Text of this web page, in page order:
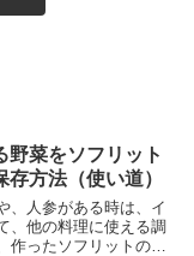
野菜をソフリット
方法（使い道）
、人参がある時は、イ
、他の料理に使える調
作ったソフリットの活